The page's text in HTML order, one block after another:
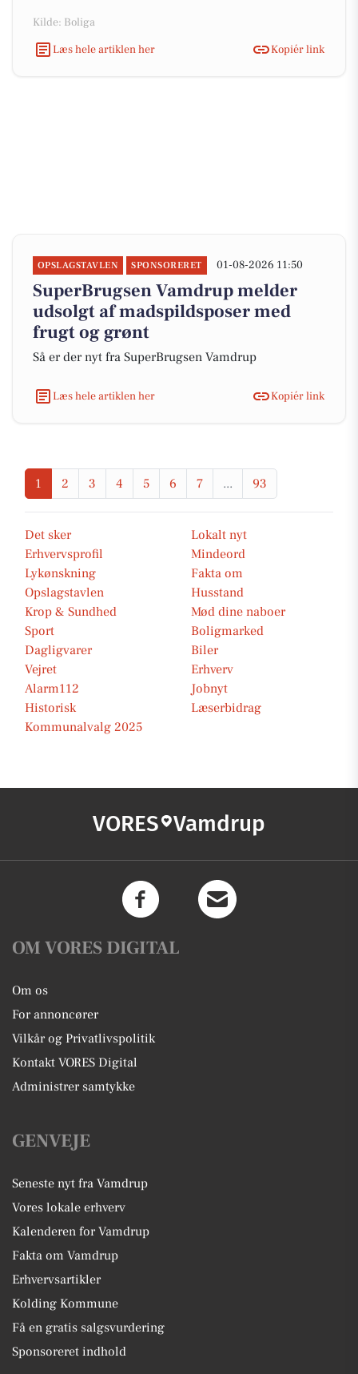
Kilde: Boliga
Læs hele artiklen her
Kopiér link
OPSLAGSTAVLEN SPONSORERET 01-08-2026 11:50
SuperBrugsen Vamdrup melder
udsolgt af madspildsposer med
frugt og grønt
Så er der nyt fra SuperBrugsen Vamdrup
Læs hele artiklen her Kopiér link
1 2 3 4 5 6 7 ... 93
Det sker
Lokalt nyt
Erhvervsprofil
Mindeord
Lykønskning
Fakta om
Opslagstavlen
Husstand
Krop & Sundhed
Mød dine naboer
Sport
Boligmarked
Dagligvarer
Biler
Vejret
Erhverv
Alarm112
Jobnyt
Historisk
Læserbidrag
Kommunalvalg 2025
VORES Vamdrup
OM VORES DIGITAL
Om os
For annoncører
Vilkår og Privatlivspolitik
Kontakt VORES Digital
Administrer samtykke
GENVEJE
Seneste nyt fra Vamdrup
Vores lokale erhverv
Kalenderen for Vamdrup
Fakta om Vamdrup
Erhvervsartikler
Kolding Kommune
Få en gratis salgsvurdering
Sponsoreret indhold